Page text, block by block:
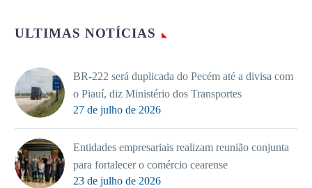
ULTIMAS NOTÍCIAS
BR-222 será duplicada do Pecém até a divisa com
o Piauí, diz Ministério dos Transportes
27 de julho de 2026
Entidades empresariais realizam reunião conjunta
para fortalecer o comércio cearense
23 de julho de 2026